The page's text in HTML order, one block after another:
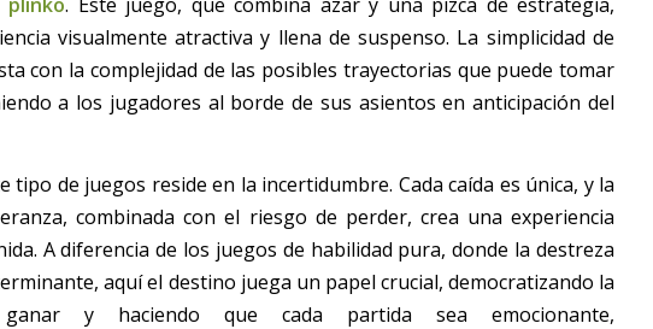
visualmente atractiva y llena de suspenso. La simplicidad de
con la complejidad de las posibles trayectorias que puede tomar
a los jugadores al borde de sus asientos en anticipación del
tipo de juegos reside en la incertidumbre. Cada caída es única, y la
combinada con el riesgo de perder, crea una experiencia
A diferencia de los juegos de habilidad pura, donde la destreza
aquí el destino juega un papel crucial, democratizando la
y haciendo que cada partida sea emocionante,